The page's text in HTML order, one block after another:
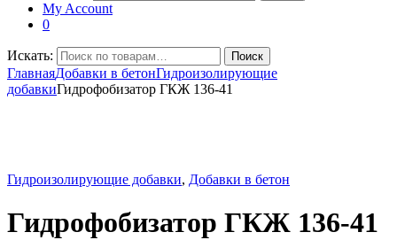
My Account
0
Искать: Поиск
ГлавнаяДобавки в бетонГидроизолирующие
добавкиГидрофобизатор ГКЖ 136-41
Гидроизолирующие добавки, Добавки в бетон
Гидрофобизатор ГКЖ 136-41